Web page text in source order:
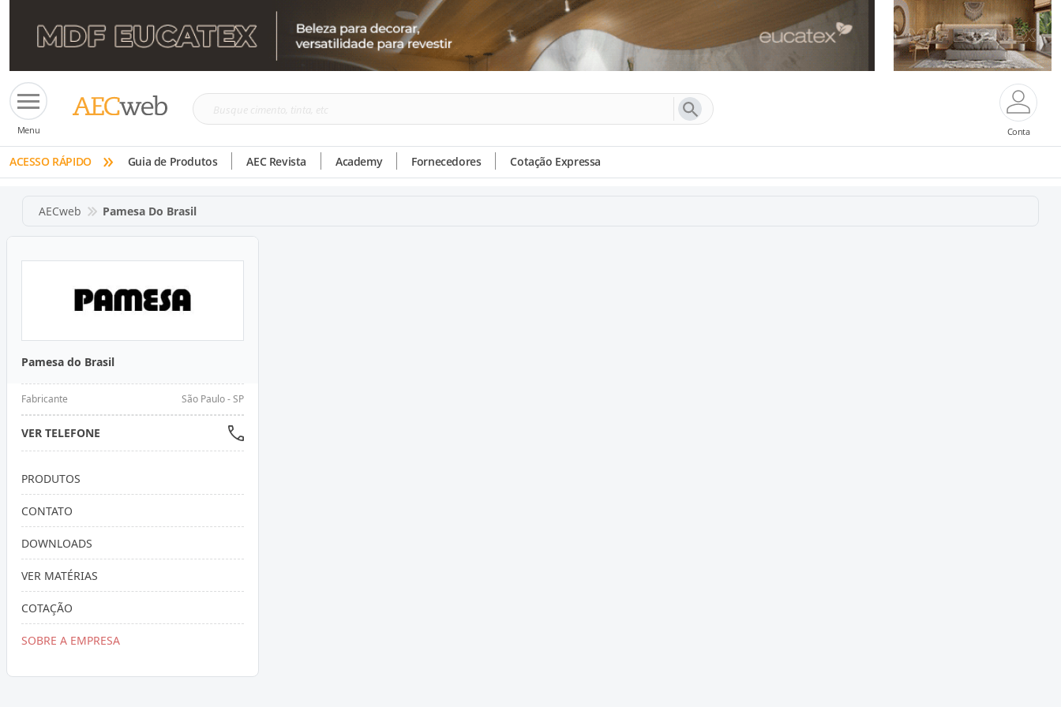
Menu
Busque
tinta,
etc
Conta
ACESSO RÁPIDO » Guia de Produtos AEC Revista Academy Fornecedores Cotação Expressa
AECweb Pamesa Do Brasil
Pamesa do Brasil
Fabricante São Paulo - SP
VER TELEFONE
PRODUTOS
CONTATO
DOWNLOADS
VER MATÉRIAS
COTAÇÃO
SOBRE A EMPRESA